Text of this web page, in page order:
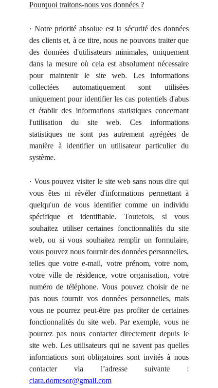
Pourquoi traitons-nous vos données ?
· Notre priorité absolue est la sécurité des données
des clients et, à ce titre, nous ne pouvons traiter que
des données d'utilisateurs minimales, uniquement
dans la mesure où cela est absolument nécessaire
pour maintenir le site web. Les informations
collectées automatiquement sont utilisées
uniquement pour identifier les cas potentiels d'abus
et établir des informations statistiques concernant
l'utilisation du site web. Ces informations
statistiques ne sont pas autrement agrégées de
manière à identifier un utilisateur particulier du
système.
· Vous pouvez visiter le site web sans nous dire qui
vous êtes ni révéler d'informations permettant à
quelqu'un de vous identifier comme un individu
spécifique et identifiable. Toutefois, si vous
souhaitez utiliser certaines fonctionnalités du site
web, ou si vous souhaitez remplir un formulaire,
vous pouvez nous fournir des données personnelles,
telles que votre e-mail, votre prénom, votre nom,
votre ville de résidence, votre organisation, votre
numéro de téléphone. Vous pouvez choisir de ne
pas nous fournir vos données personnelles, mais
vous ne pourrez peut-être pas profiter de certaines
fonctionnalités du site web. Par exemple, vous ne
pourrez pas nous contacter directement depuis le
site web. Les utilisateurs qui ne savent pas quelles
informations sont obligatoires sont invités à nous
contacter via l’adresse suivante :
clara.domesor@gmail.com